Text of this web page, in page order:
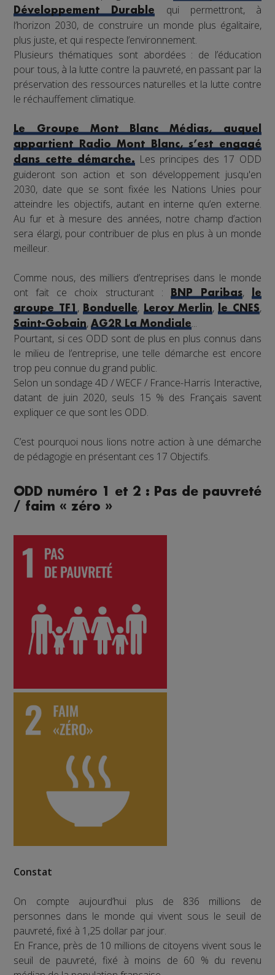
Développement Durable
qui permettront, à
l’horizon 2030, de construire un monde plus égalitaire,
plus juste, et qui respecte l’environnement.
Plusieurs thématiques sont abordées : de l’éducation
pour tous, à la lutte contre la pauvreté, en passant par la
préservation des ressources naturelles et la lutte contre
le réchauffement climatique.
Le Groupe Mont Blanc Médias, auquel
appartient Radio Mont Blanc, s’est engagé
dans cette démarche.Les principes des 17 ODD
guideront son action et son développement jusqu'en
2030, date que se sont fixée les Nations Unies pour
atteindre les objectifs, autant en interne qu’en externe.
Au fur et à mesure des années, notre champ d’action
sera élargi, pour contribuer de plus en plus à un monde
meilleur.
Comme nous, des milliers d’entreprises dans le monde
ont fait ce choix structurant :
BNP Paribas,
le
groupe TF1,Bonduelle, Leroy Merlin,le CNES,
Saint-Gobain,AG2R La Mondiale...
Pourtant, si ces ODD sont de plus en plus connus dans
le milieu de l’entreprise, une telle démarche est encore
trop peu connue du grand public.
Selon un sondage 4D / WECF / France-Harris Interactive,
datant de juin 2020, seuls 15 % des Français savent
expliquer ce que sont les ODD.
C’est pourquoi nous lions notre action à une démarche
de pédagogie en présentant ces 17 Objectifs.
ODD numéro 1 et 2 : Pas de pauvreté
/ faim « zéro »
Constat
On compte aujourd’hui plus de 836 millions de
personnes dans le monde qui vivent sous le seuil de
pauvreté, fixé à 1,25 dollar par jour.
En France, près de 10 millions de citoyens vivent sous le
seuil de pauvreté, fixé à moins de 60 % du revenu